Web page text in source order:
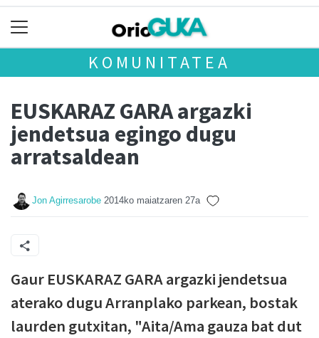
KOMUNITATEA
EUSKARAZ GARA argazki
jendetsua egingo dugu
arratsaldean
Jon Agirresarobe 2014ko maiatzaren 27a
Gaur EUSKARAZ GARA argazki jendetsua
aterako dugu Arranplako parkean, bostak
laurden gutxitan, "Aita/Ama gauza bat dut